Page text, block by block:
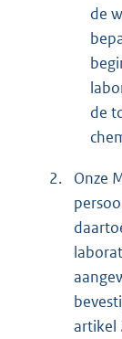
de
de
2.
Onze
artikel